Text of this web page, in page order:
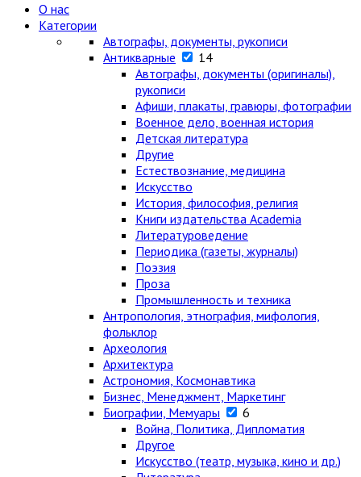
О нас
Категории
Автографы, документы, рукописи
Антикварные
14
Автографы, документы (оригиналы),
рукописи
Афиши, плакаты, гравюры, фотографии
Военное дело, военная история
Детская литература
Другие
Естествознание, медицина
Искусство
История, философия, религия
Книги издательства Academia
Литературоведение
Периодика (газеты, журналы)
Поэзия
Проза
Промышленность и техника
Антропология, этнография, мифология,
фольклор
Археология
Архитектура
Астрономия, Космонавтика
Бизнес, Менеджмент, Маркетинг
Биографии, Мемуары
6
Война, Политика, Дипломатия
Другое
Искусство (театр, музыка, кино и др.)